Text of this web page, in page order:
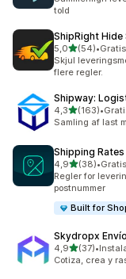
told
ShipRight
5,0ud af 5
(54)
54 anmeldelser
•
Skjul
flere regler.
Shipway:
4,3ud af 5
(163)
163 anmeldelser
•
Samling af last
Shipping Rates
4,9ud af 5
(38)
38 anmeldelser
•
Regler for
postnummer
Built for
Skydropx
4,9ud af 5
(37)
37 anmeldelser i
•
Cotiza, crea y